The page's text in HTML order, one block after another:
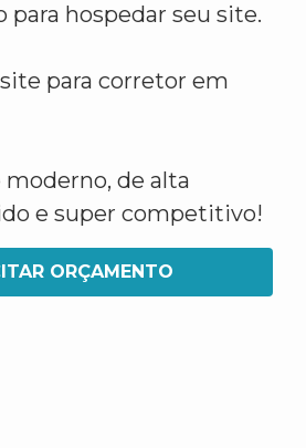
para hospedar seu site.
para corretor em
de alta
e super competitivo!
ORÇAMENTO